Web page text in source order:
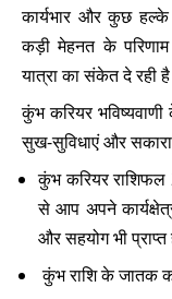
कार्यभार और कुछ हल्के
कड़ी मेहनत के
यात्रा का संकेत दे रही
कुंभ करियर
सुख-सुविधाएं और
कुंभ करियर राशिफल
से आप अपने
और सहयोग भी प्राप्त
कुंभ राशि के जातक